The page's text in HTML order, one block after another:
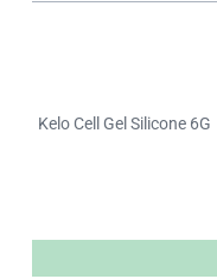
Kelo Cell Gel Silicone 6G